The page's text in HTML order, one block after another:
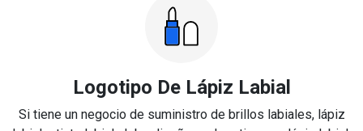
Logotipo De Lápiz Labial
Si tiene un negocio de suministro de brillos labiales, lápiz